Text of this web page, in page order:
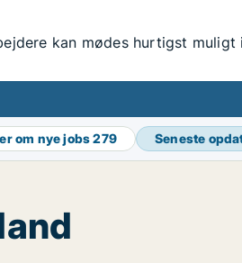
kan mødes hurtigst muligt
om nye jobs279 Seneste